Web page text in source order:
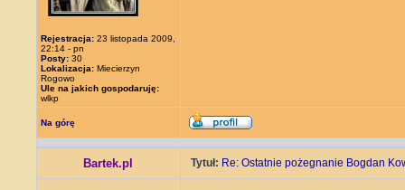
Rejestracja: 23 listopada 2009,
22:14 - pn
Posty: 30
Lokalizacja: Miecierzyn
Rogowo
Ule na jakich gospodaruję:
wlkp
Na górę
Bartek.pl Tytuł: Re: Ostatnie pożegnanie Bogdan